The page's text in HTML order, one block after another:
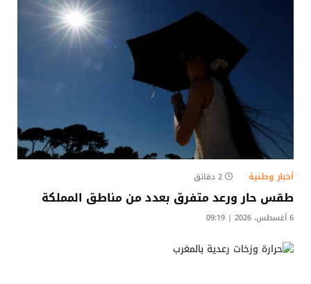
أخبار وطنية 2 دقائق
طقس حار ورعد متفرق بعدد من مناطق المملكة
6 أغسطس، 2026 | 09:19